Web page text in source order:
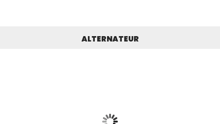
ALTERNATEUR